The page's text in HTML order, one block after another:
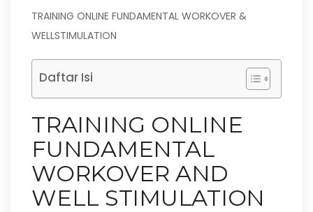
TRAINING ONLINE FUNDAMENTAL WORKOVER &
WELLSTIMULATION
Daftar Isi
TRAINING ONLINE
FUNDAMENTAL
WORKOVER AND
WELL STIMULATION